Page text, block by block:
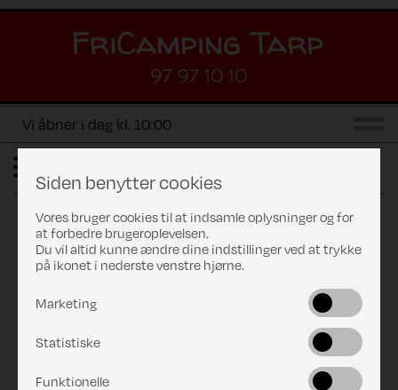
97 97 10 10
Vi åbner i dag kl. 10:00
Previous Next
Siden benytter cookies
Vores bruger cookies til at indsamle oplysninger og for
at forbedre brugeroplevelsen.
Du vil altid kunne ændre dine indstillinger ved at trykke
på ikonet i nederste venstre hjørne.
Marketing
Statistiske
Funktionelle